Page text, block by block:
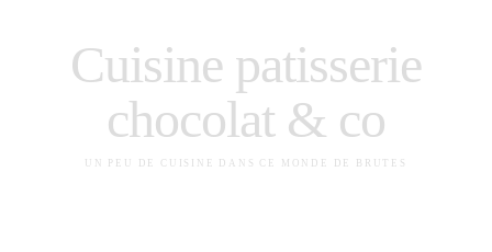
Cuisine patisserie
chocolat & co
UN PEU DE CUISINE DANS CE MONDE DE BRUTES